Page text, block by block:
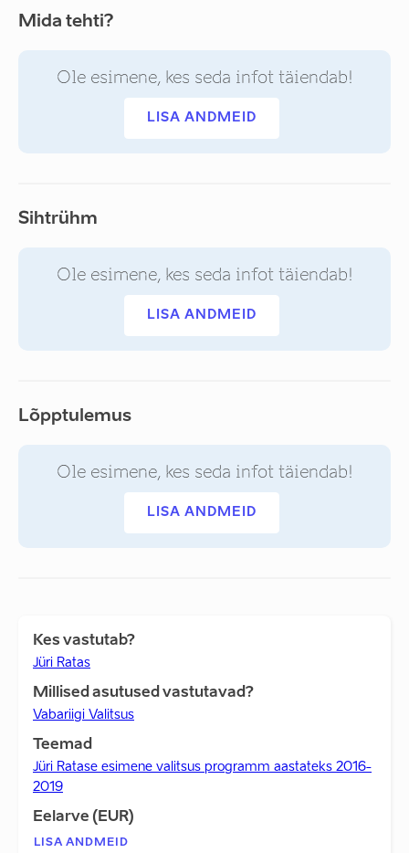
Mida tehti?
Ole esimene, kes seda infot täiendab!
LISA ANDMEID
Sihtrühm
Ole esimene, kes seda infot täiendab!
LISA ANDMEID
Lõpptulemus
Ole esimene, kes seda infot täiendab!
LISA ANDMEID
Kes vastutab?
Jüri Ratas
Millised asutused vastutavad?
Vabariigi Valitsus
Teemad
Jüri Ratase esimene valitsus programm aastateks 2016-
2019
Eelarve (EUR)
LISA ANDMEID